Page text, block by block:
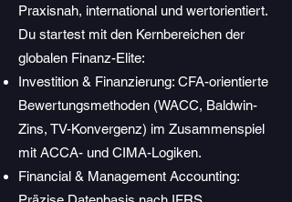
Praxisnah, international und wertorientiert.
Du startest mit den Kernbereichen der
globalen Finanz-Elite:
Investition & Finanzierung: CFA-orientierte
Bewertungsmethoden (WACC, Baldwin-
Zins, TV-Konvergenz) im Zusammenspiel
mit ACCA- und CIMA-Logiken.
Financial & Management Accounting: